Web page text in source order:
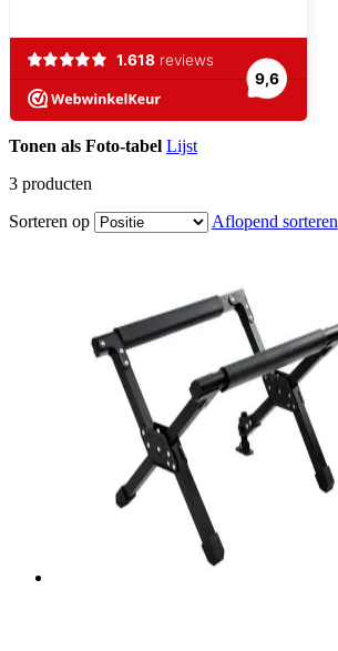
Tonen als Foto-tabel Lijst
3 producten
Sorteren op
Aflopend sorteren